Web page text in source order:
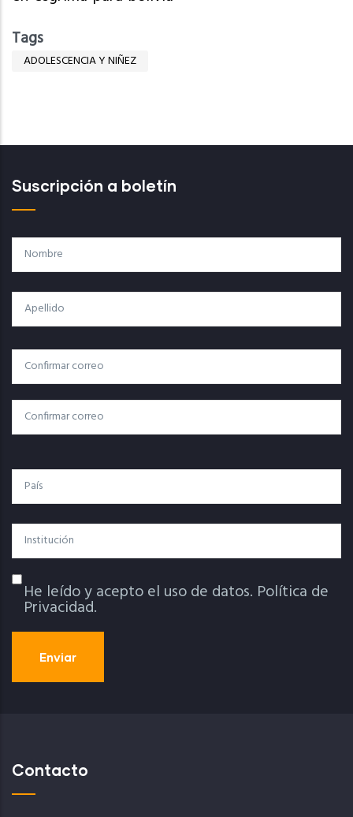
Tags
ADOLESCENCIA Y NIÑEZ
Suscripción a boletín
Nombre
Apellido
Correo
Electrónico
Correo Electrónico
Confirmar Correo
País
Institución
Política De Privacidad
He leído y acepto el uso de datos. Política de
Privacidad.
Contacto